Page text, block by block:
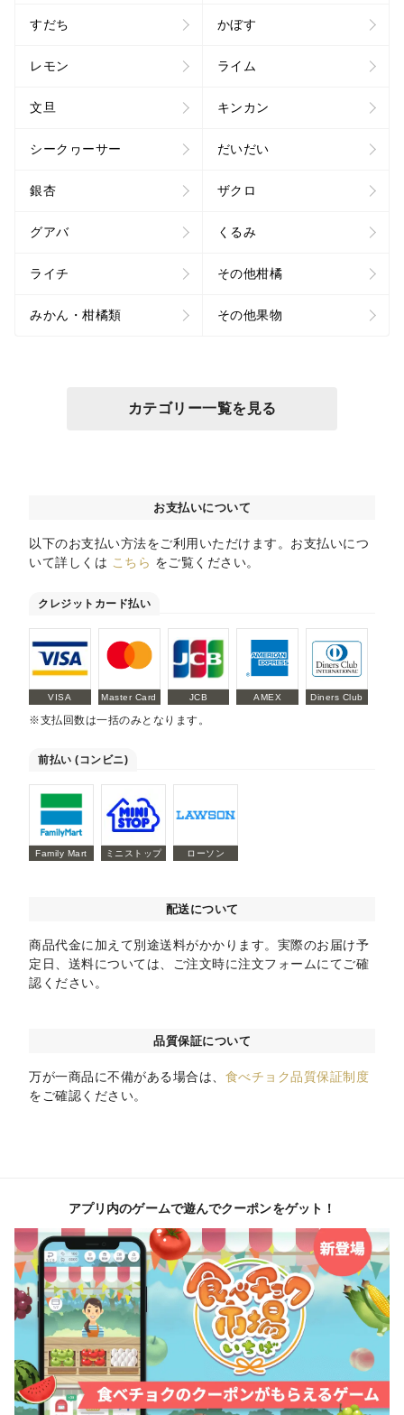
すだち かぼす
レモン ライム
文旦 キンカン
シークヮーサー だいだい
銀杏 ザクロ
グアバ くるみ
ライチ その他柑橘
みかん・柑橘類 その他果物
カテゴリー一覧を見る
お支払いについて
以下のお支払い方法をご利用いただけます。お支払いにつ
いて詳しくは こちら をご覧ください。
クレジットカード払い
VISA Master Card JCB AMEX Diners Club
※支払回数は一括のみとなります。
前払い (コンビニ)
Family Mart ミニストップ ローソン
配送について
商品代金に加えて別途送料がかかります。実際のお届け予
定日、送料については、ご注文時に注文フォームにてご確
認ください。
品質保証について
万が一商品に不備がある場合は、 食べチョク品質保証制度
をご確認ください。
アプリ内のゲームで遊んでクーポンをゲット！